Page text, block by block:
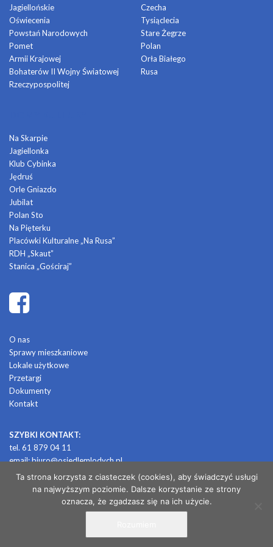
Jagiellońskie
Oświecenia
Powstań Narodowych
Pomet
Armii Krajowej
Bohaterów II Wojny Światowej
Rzeczypospolitej
Czecha
Tysiąclecia
Stare Żegrze
Polan
Orła Białego
Rusa
Na Skarpie
Jagiellonka
Klub Cybinka
Jędruś
Orle Gniazdo
Jubilat
Polan Sto
Na Pięterku
Placówki Kulturalne „Na Rusa”
RDH „Skaut”
Stanica „Gościraj”
O nas
Sprawy mieszkaniowe
Lokale użytkowe
Przetargi
Dokumenty
Kontakt
SZYBKI KONTAKT:
tel. 61 879 04 11
email:biuro@osiedlemlodych.pl
© 2026 OSIEDLE MŁODYCH
/ projekt i realizacja: CONTRABANDA / studio graficzne
Ta strona korzysta z ciasteczek (cookies), aby świadczyć usługi
na najwyższym poziomie. Dalsze korzystanie ze strony
oznacza, że zgadzasz się na ich użycie.